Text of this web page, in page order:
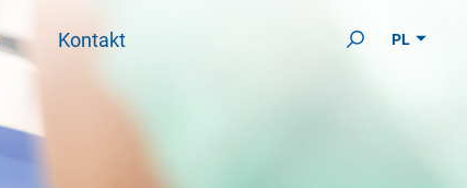
Kontakt PL